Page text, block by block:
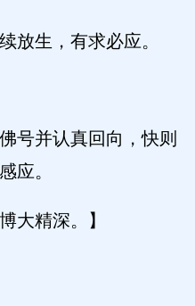
放生，有求必应。
号并认真回向，快则
应。
大精深。】